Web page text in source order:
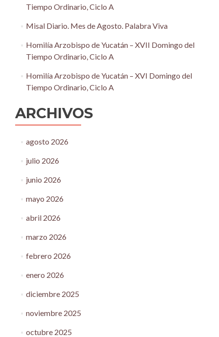
Tiempo Ordinario, Ciclo A
Misal Diario. Mes de Agosto. Palabra Viva
Homilía Arzobispo de Yucatán – XVII Domingo del
Tiempo Ordinario, Ciclo A
Homilía Arzobispo de Yucatán – XVI Domingo del
Tiempo Ordinario, Ciclo A
ARCHIVOS
agosto 2026
julio 2026
junio 2026
mayo 2026
abril 2026
marzo 2026
febrero 2026
enero 2026
diciembre 2025
noviembre 2025
octubre 2025